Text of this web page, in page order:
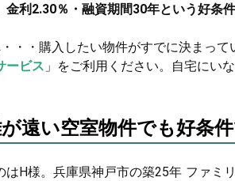
金利2.30％・融資期間30年という好条
・・購入したい物件がすでに決まっ
ービス 」をご利用ください。自宅にい
遠い空室物件でも好条
はH様。兵庫県神戸市の築25年 ファミ